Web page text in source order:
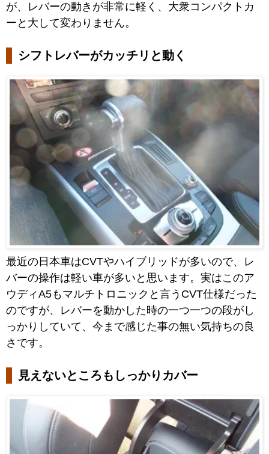
が、レバーの動きが非常に軽く、大衆コンパクトカ
ーと大して変わりません。
シフトレバーがカッチリと動く
最近の日本車はCVTやハイブリッドが多いので、レ
バーの操作は軽い車が多いと思います。実はこのア
ウディA5もマルチトロニックと言うCVT仕様だった
のですが、レバーを動かした時の一つ一つの段がし
っかりしていて、今まで感じた事の無い気持ちの良
さです。
見えないところもしっかりカバー